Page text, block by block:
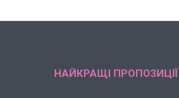
НАЙКРАЩІ ПРОПОЗИЦІЇ